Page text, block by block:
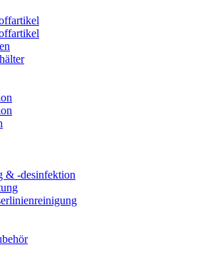
& -desinfektion